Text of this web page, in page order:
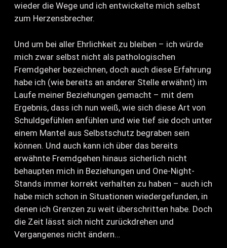
wieder die Wege und ich entwickelte mich selbst
zum Herzensbrecher.
Und um bei aller Ehrlichkeit zu bleiben – ich würde
mich zwar selbst nicht als pathologischen
Fremdgeher bezeichnen, doch auch diese Erfahrung
habe ich (wie bereits an anderer Stelle erwähnt) im
Laufe meiner Beziehungen gemacht – mit dem
Ergebnis, dass ich nun weiß, wie sich diese Art von
Schuldgefühlen anfühlen und wie tief sie doch unter
einem Mantel aus Selbstschutz begraben sein
können. Und auch kann ich über das bereits
erwähnte Fremdgehen hinaus sicherlich nicht
behaupten mich in Beziehungen und One-Night-
Stands immer korrekt verhalten zu haben – auch ich
habe mich schon in Situationen wiedergefunden, in
denen ich Grenzen zu weit überschritten habe. Doch
die Zeit lässt sich nicht zurückdrehen und
Vergangenes nicht ändern…